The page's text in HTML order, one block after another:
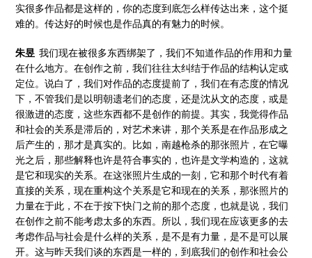
实很多作品都是这样的，你的态度到底怎么样传达出来，这个挺
难的。传达好的时候也是作品真的有魅力的时候。
朱昱 我们现在被很多东西绑架了，我们不知道作品的作用和力量
在什么地方。在创作之前，我们往往太纠结于作品的结构认定或
定位。说白了，我们对作品的态度提前了，我们在有态度的情况
下，不管我们是以明朝遗老们的态度，还是沈从文的态度，或是
很激进的态度，这些东西都不是创作的前提。其实，我觉得作品
和社会的关系是滞后的，对艺术来讲，那个关系是在作品形成之
后产生的，那才是真实的。比如，南越枪杀的那张照片，在它曝
光之后，那些解释也许是符合事实的，也许是文学构造的，这就
是它和现实的关系。在这张照片生成的一刻，它和那个时代有着
直接的关系，现在重构这个关系是它和现在的关系，那张照片的
力量在于此，不在于按下快门之前的那个态度，也就是说，我们
在创作之前不能考虑太多的东西。所以，我们现在应该更多的去
考虑作品与社会是什么样的关系，是不是有力量，是不是可以展
开。这与昨天我们谈的东西是一样的，到底我们的创作和社会公